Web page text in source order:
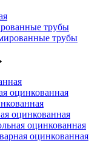
трубы
трубы
оцинкованная
оцинкованная
оцинкованная
оцинкованная